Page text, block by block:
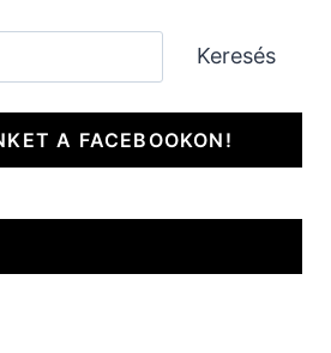
Keresés
A FACEBOOKON!